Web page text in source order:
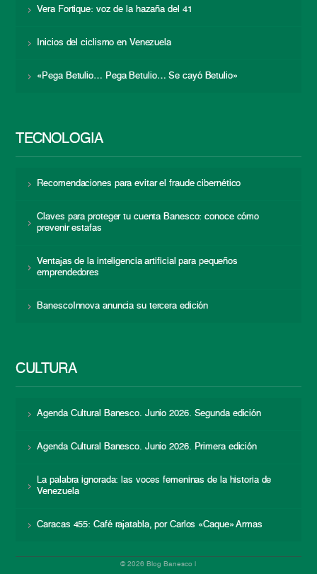
Vera Fortique: voz de la hazaña del 41
Inicios del ciclismo en Venezuela
«Pega Betulio… Pega Betulio… Se cayó Betulio»
TECNOLOGÍA
Recomendaciones para evitar el fraude cibernético
Claves para proteger tu cuenta Banesco: conoce cómo
prevenir estafas
Ventajas de la inteligencia artificial para pequeños
emprendedores
BanescoInnova anuncia su tercera edición
CULTURA
Agenda Cultural Banesco. Junio 2026. Segunda edición
Agenda Cultural Banesco. Junio 2026. Primera edición
La palabra ignorada: las voces femeninas de la historia de
Venezuela
Caracas 455: Café rajatabla, por Carlos «Caque» Armas
© 2026 Blog Banesco |